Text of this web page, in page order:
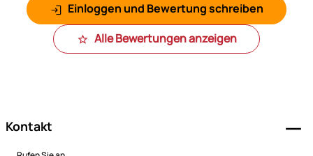
Einloggen und Bewertung schreiben
Alle Bewertungen anzeigen
Kontakt